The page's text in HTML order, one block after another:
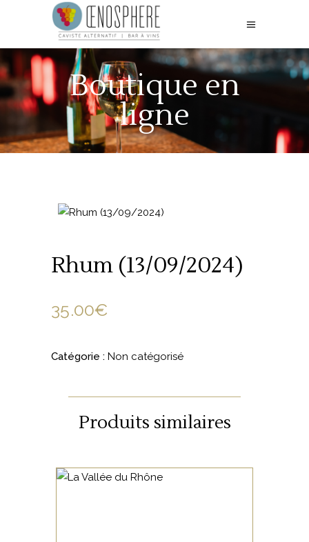
Boutique en
ligne
Rhum (13/09/2024)
35.00€
Catégorie : Non catégorisé
Produits similaires